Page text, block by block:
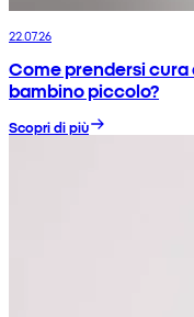
22.07.26
Come prendersi cura
bambino piccolo?
Scopri di più